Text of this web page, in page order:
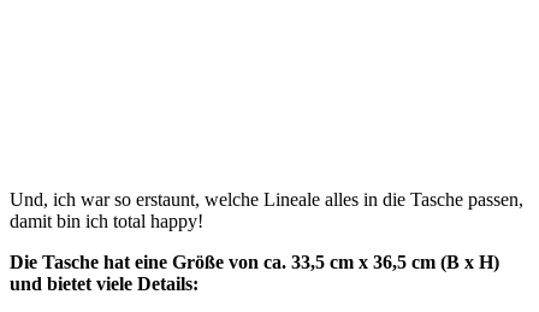
Und, ich war so erstaunt, welche Lineale alles in die Tasche passen,
damit bin ich total happy!
Die Tasche hat eine Größe von ca. 33,5 cm x 36,5 cm (B x H)
und bietet viele Details: